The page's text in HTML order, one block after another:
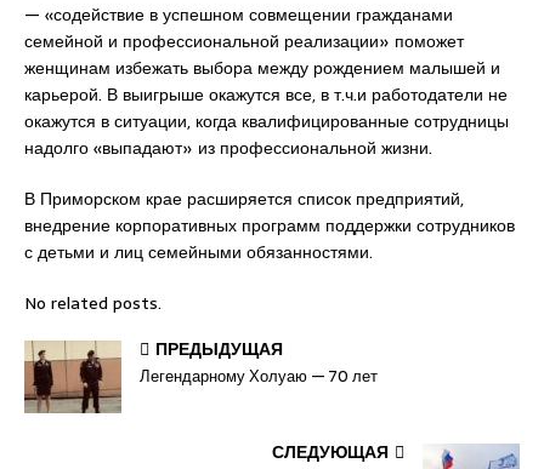
— «содействие в успешном совмещении гражданами
семейной и профессиональной реализации» поможет
женщинам избежать выбора между рождением малышей и
карьерой. В выигрыше окажутся все, в т.ч.и работодатели не
окажутся в ситуации, когда квалифицированные сотрудницы
надолго «выпадают» из профессиональной жизни.
В Приморском крае расширяется список предприятий,
внедрение корпоративных программ поддержки сотрудников
с детьми и лиц семейными обязанностями.
No related posts.
ПРЕДЫДУЩАЯ
Легендарному Холуаю — 70 лет
СЛЕДУЮЩАЯ